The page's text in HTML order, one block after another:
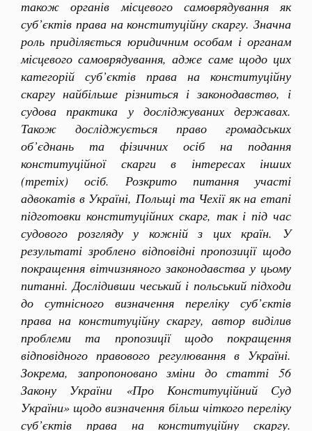
також органів місцевого самоврядування як
суб’єктів права на конституційну скаргу. Значна
роль приділяється юридичним особам і органам
місцевого самоврядування, адже саме щодо цих
категорій суб’єктів права на конституційну
скаргу найбільше різниться і законодавство, і
судова практика у досліджуваних державах.
Також досліджується право громадських
об’єднань та фізичних осіб на подання
конституційної скарги в інтересах інших
(третіх) осіб. Розкрито питання участі
адвокатів в Україні, Польщі та Чехії як на етапі
підготовки конституційних скарг, так і під час
судового розгляду у кожній з цих країн. У
результаті зроблено відповідні пропозиції щодо
покращення вітчизняного законодавства у цьому
питанні. Дослідивши чеський і польський підходи
до сутнісного визначення переліку суб’єктів
права на конституційну скаргу, автор виділив
проблеми та пропозиції щодо покращення
відповідного правового регулювання в Україні.
Зокрема, запропоновано зміни до статті 56
Закону України «Про Конституційний Суд
України» щодо визначення більш чіткого переліку
суб’єктів права на конституційну скаргу.